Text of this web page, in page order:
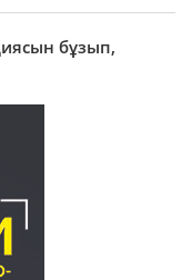
бұзып,